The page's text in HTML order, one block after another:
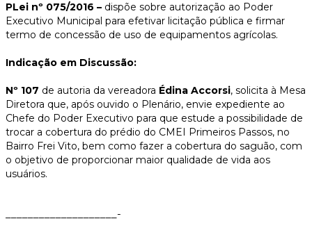
PLei nº 075/2016 – dispõe sobre autorização ao Poder
Executivo Municipal para efetivar licitação pública e firmar
termo de concessão de uso de equipamentos agrícolas.
Indicação em Discussão:
Nº 107 de autoria da vereadora Édina Accorsi, solicita à Mesa
Diretora que, após ouvido o Plenário, envie expediente ao
Chefe do Poder Executivo para que estude a possibilidade de
trocar a cobertura do prédio do CMEI Primeiros Passos, no
Bairro Frei Vito, bem como fazer a cobertura do saguão, com
o objetivo de proporcionar maior qualidade de vida aos
usuários.
____________________­­­